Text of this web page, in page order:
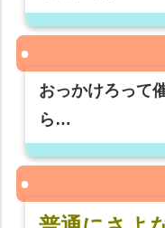
おっかけろって
ら…